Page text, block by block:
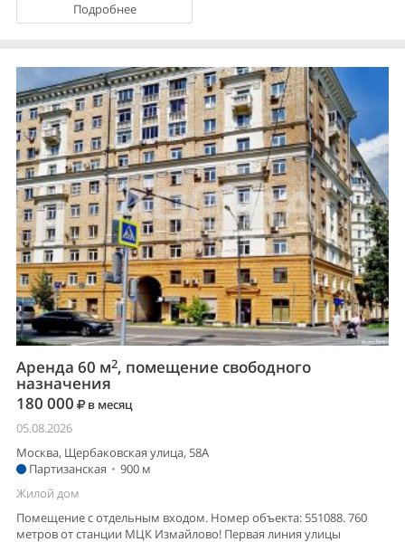
Подробнее
Аренда 60 м2, помещение свободного
назначения
180 000
в месяц
05.08.2026
Москва, Щербаковская улица, 58А
Партизанская • 900 м
Жилой дом
Помещение с отдельным входом. Номер объекта: 551088. 760
метров от станции МЦК Измайлово! Первая линия улицы